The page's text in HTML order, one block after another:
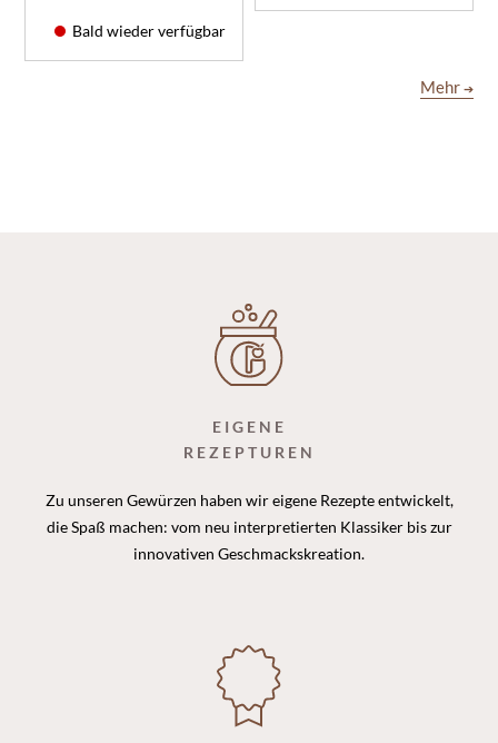
Bald wieder verfügbar
Mehr ➔
EIGENE
REZEPTUREN
Zu unseren Gewürzen haben wir eigene Rezepte entwickelt,
die Spaß machen: vom neu interpretierten Klassiker bis zur
innovativen Geschmackskreation.